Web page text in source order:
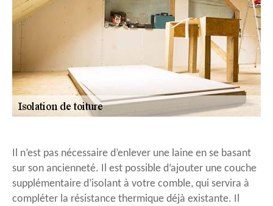
Il n’est pas nécessaire d’enlever une laine en se basant
sur son ancienneté. Il est possible d’ajouter une couche
supplémentaire d’isolant à votre comble, qui servira à
compléter la résistance thermique déjà existante. Il